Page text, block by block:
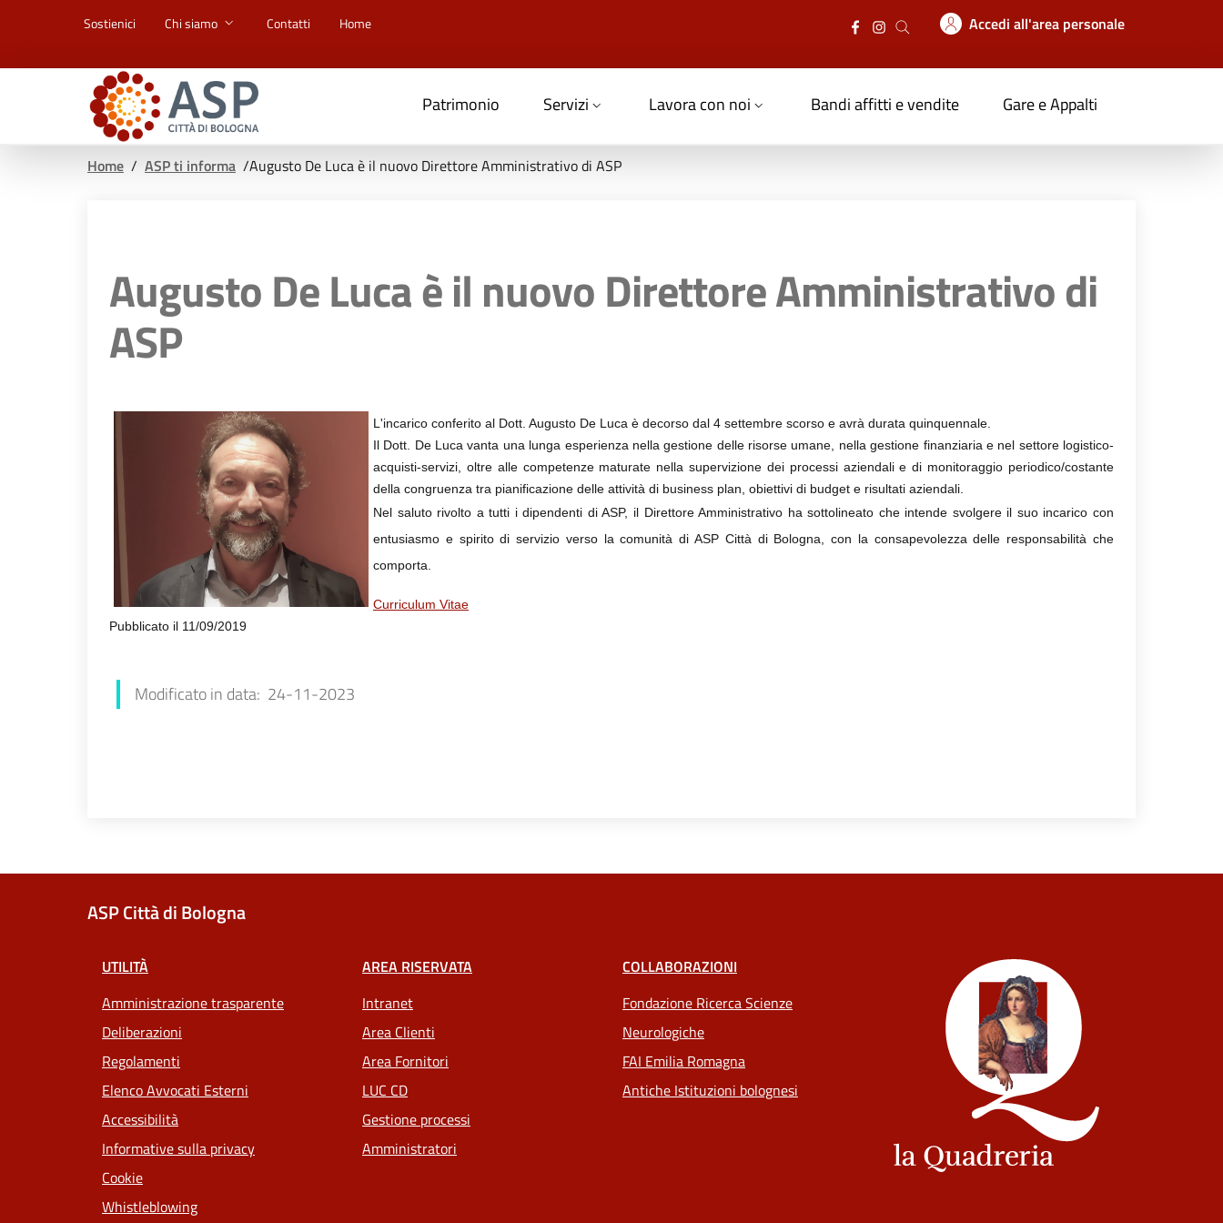
Sostienici Chi siamo Contatti Home Accedi all'area personale
Patrimonio Servizi Lavora con noi Bandi affitti e vendite Gare e Appalti
Home / ASP ti informa /Augusto De Luca è il nuovo Direttore Amministrativo di ASP
Augusto De Luca è il nuovo Direttore Amministrativo di
ASP
L'incarico conferito al Dott. Augusto De Luca è decorso dal 4 settembre scorso e avrà durata quinquennale.
Il Dott. De Luca vanta una lunga esperienza nella gestione delle risorse umane, nella gestione finanziaria e nel settore logistico-
acquisti-servizi, oltre alle competenze maturate nella supervizione dei processi aziendali e di monitoraggio periodico/costante
della congruenza tra pianificazione delle attività di business plan, obiettivi di budget e risultati aziendali.
Nel saluto rivolto a tutti i dipendenti di ASP, il Direttore Amministrativo ha sottolineato che intende svolgere il suo incarico con
entusiasmo e spirito di servizio verso la comunità di ASP Città di Bologna, con la consapevolezza delle responsabilità che
comporta.
Curriculum Vitae
Pubblicato il 11/09/2019
Modificato in data: 24-11-2023
ASP Città di Bologna
UTILITÀ
Amministrazione trasparente
Deliberazioni
Regolamenti
Elenco Avvocati Esterni
Accessibilità
Informative sulla privacy
Cookie
Whistleblowing
AREA RISERVATA
Intranet
Area Clienti
Area Fornitori
LUC CD
Gestione processi
Amministratori
COLLABORAZIONI
Fondazione Ricerca Scienze
Neurologiche
FAI Emilia Romagna
Antiche Istituzioni bolognesi